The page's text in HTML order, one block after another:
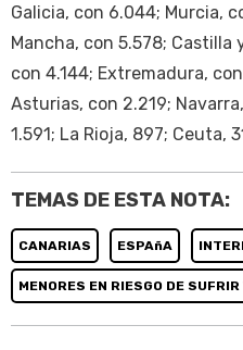
Galicia, con 6.044; Murcia,
Mancha, con 5.578; Castilla
con 4.144; Extremadura,
Asturias, con 2.219;
1.591; La Rioja, 897; Ceuta,
TEMAS DE ESTA NOTA:
CANARIAS ESPAñA
MENORES EN RIESGO DE